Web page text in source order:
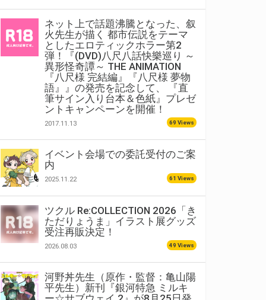
ネット上で話題沸騰となった、叙
火先生が描く 都市伝説をテーマ
としたエロティックホラー第2
弾！『(DVD)八尺八話快樂巡り ～
異形怪奇譚～ THE ANIMATION
『八尺様 完結編』『八尺様 夢物
語』』の発売を記念して、 『直
筆サイン入り台本＆色紙』プレゼ
ントキャンペーンを開催！
2017.11.13 69 Views
イベント会場での委託受付のご案
内
2025.11.22 61 Views
ツクル Re:COLLECTION 2026「き
ただりょうま」イラスト展グッズ
受注再販決定！
2026.08.03 49 Views
河野丼先生（原作・監督：亀山陽
平先生）新刊『銀河特急 ミルキ